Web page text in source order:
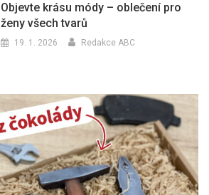
Objevte krásu módy – oblečení pro
ženy všech tvarů
19. 1. 2026 Redakce ABC